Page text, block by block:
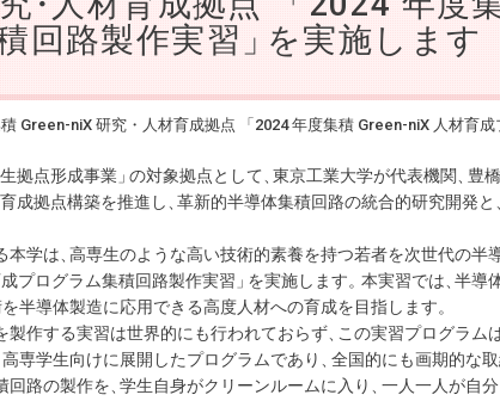
回路製作実習 」 を実施します
Green-niX 研究・人材育成拠点 「2024 年度集積 Green-niX 人材育
拠点形成事業」 の対象拠点として 、東京工業大学が代表機関
豊
成拠点構築を推進し
、革新的半導体集積回路の統合的研究開発と
本学は 、高専生のような高い技術的素養を持つ若者を次世代の半
プログラム集積回路製作実習 」 を実施します。 本実習では 半導
半導体製造に応用できる高度人材への育成を目指します。
作する実習は世界的にも行われておらず
この実習プログラム
高専学生向けに展開したプログラムであり 全国的にも画期的な
回路の製作を 、学生自身がクリーンルームに入り
一人一人が自